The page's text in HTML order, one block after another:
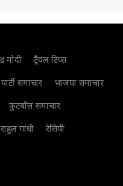
मोदी
ट्रैवल टिप्स
समाचार
भाजपा समाचार
फुटबॉल समाचार
राहुल गांधी
रेसिपी